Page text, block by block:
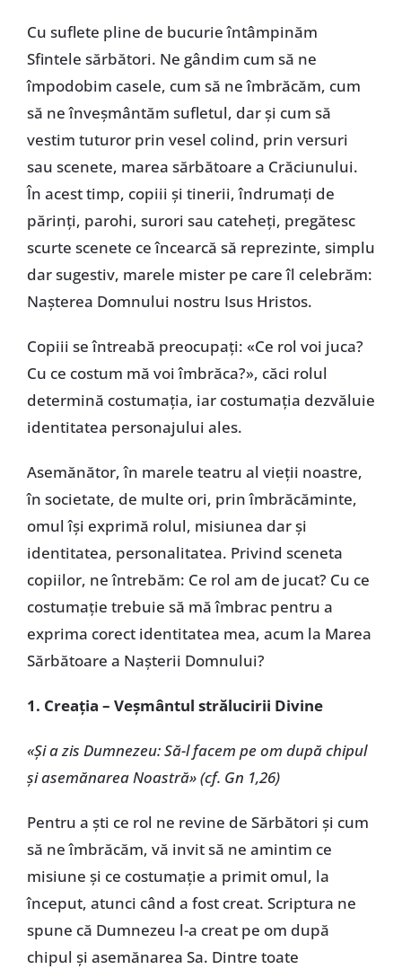
Cu suflete pline de bucurie întâmpinăm
Sfintele sărbători. Ne gândim cum să ne
împodobim casele, cum să ne îmbrăcăm, cum
să ne înveșmântăm sufletul, dar și cum să
vestim tuturor prin vesel colind, prin versuri
sau scenete, marea sărbătoare a Crăciunului.
În acest timp, copiii și tinerii, îndrumați de
părinți, parohi, surori sau cateheți, pregătesc
scurte scenete ce încearcă să reprezinte, simplu
dar sugestiv, marele mister pe care îl celebrăm:
Nașterea Domnului nostru Isus Hristos.
Copiii se întreabă preocupați: «Ce rol voi juca?
Cu ce costum mă voi îmbrăca?», căci rolul
determină costumația, iar costumația dezvăluie
identitatea personajului ales.
Asemănător, în marele teatru al vieții noastre,
în societate, de multe ori, prin îmbrăcăminte,
omul își exprimă rolul, misiunea dar și
identitatea, personalitatea. Privind sceneta
copiilor, ne întrebăm: Ce rol am de jucat? Cu ce
costumație trebuie să mă îmbrac pentru a
exprima corect identitatea mea, acum la Marea
Sărbătoare a Nașterii Domnului?
1. Creația – Veșmântul strălucirii Divine
«Și a zis Dumnezeu: Să-l facem pe om după chipul
și asemănarea Noastră» (cf. Gn 1,26)
Pentru a ști ce rol ne revine de Sărbători și cum
să ne îmbrăcăm, vă invit să ne amintim ce
misiune și ce costumație a primit omul, la
început, atunci când a fost creat. Scriptura ne
spune că Dumnezeu l-a creat pe om după
chipul și asemănarea Sa. Dintre toate